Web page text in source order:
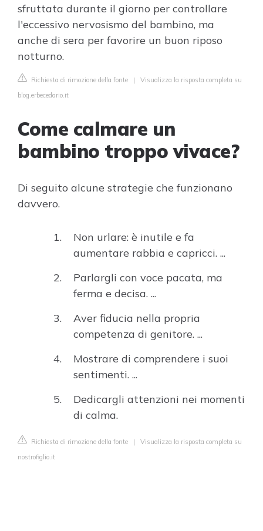
sfruttata durante il giorno per controllare
l'eccessivo nervosismo del bambino, ma
anche di sera per favorire un buon riposo
notturno.
Richiesta di rimozione della fonte | Visualizza la risposta completa su
blog.erbecedario.it
Come calmare un
bambino troppo vivace?
Di seguito alcune strategie che funzionano
davvero.
Non urlare: è inutile e fa
aumentare rabbia e capricci. ...
Parlargli con voce pacata, ma
ferma e decisa. ...
Aver fiducia nella propria
competenza di genitore. ...
Mostrare di comprendere i suoi
sentimenti. ...
Dedicargli attenzioni nei momenti
di calma.
Richiesta di rimozione della fonte | Visualizza la risposta completa su
nostrofiglio.it